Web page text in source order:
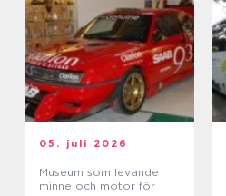
05. juli 2026
Museum som levande
minne och motor för